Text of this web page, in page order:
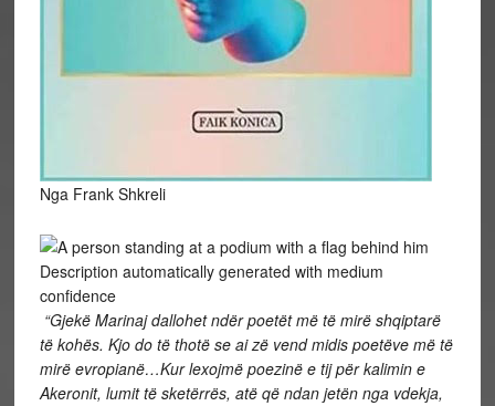
Nga Frank Shkreli
“Gjekë Marinaj dallohet ndër poetët më të mirë shqiptarë
të kohës. Kjo do të thotë se ai zë vend midis poetëve më të
mirë evropianë…Kur lexojmë poezinë e tij për kalimin e
Akeronit, lumit të sketërrës, atë që ndan jetën nga vdekja,